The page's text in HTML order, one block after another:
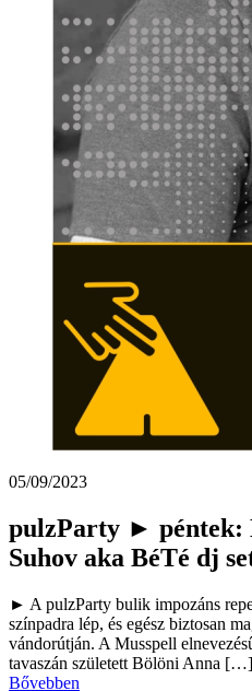
05/09/2023
pulzParty ► péntek:
Suhov aka BéTé dj
► A pulzParty bulik impozáns
színpadra lép, és egész biztosan
vándorútján. A Musspell
tavaszán született Bölöni Anna […]
Bővebben